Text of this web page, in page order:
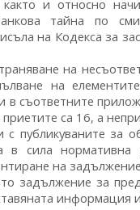
и относно
тайна по
на Кодекса за
на
на
в съответните
са 16, а
публикуваните за
в сила
на
задължение за
информация